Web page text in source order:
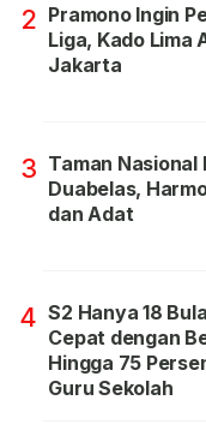
2 Pramono Ingin
Liga, Kado Lima
Jakarta
3 Taman Nasional
Duabelas,
dan Adat
4 S2 Hanya 18
Cepat dengan
Hingga 75
Guru Sekolah